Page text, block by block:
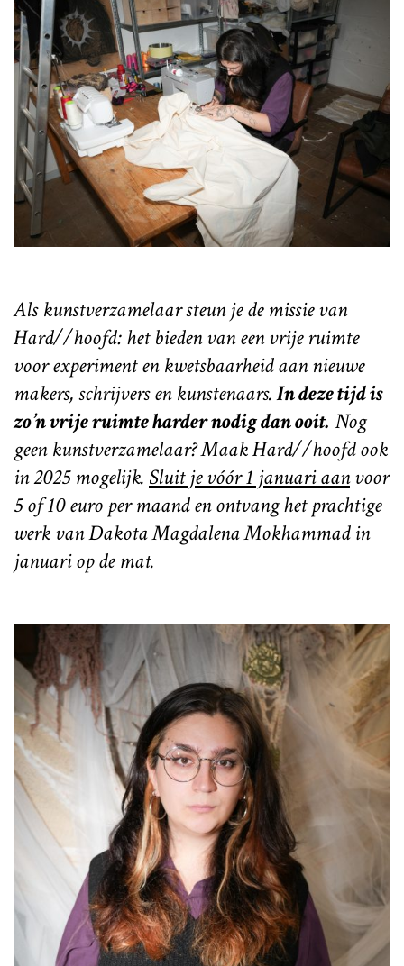
Als kunstverzamelaar steun je de missie van
Hard//hoofd: het bieden van een vrije ruimte
voor experiment en kwetsbaarheid aan nieuwe
makers, schrijvers en kunstenaars.In deze tijd is
zo’n vrije ruimte harder nodig dan ooit. Nog
geen kunstverzamelaar? Maak Hard//hoofd ook
in 2025 mogelijk. Sluit je vóór 1 januari aanvoor
5 of 10 euro per maand en ontvang het prachtige
werk van Dakota Magdalena Mokhammad in
januari op de mat.